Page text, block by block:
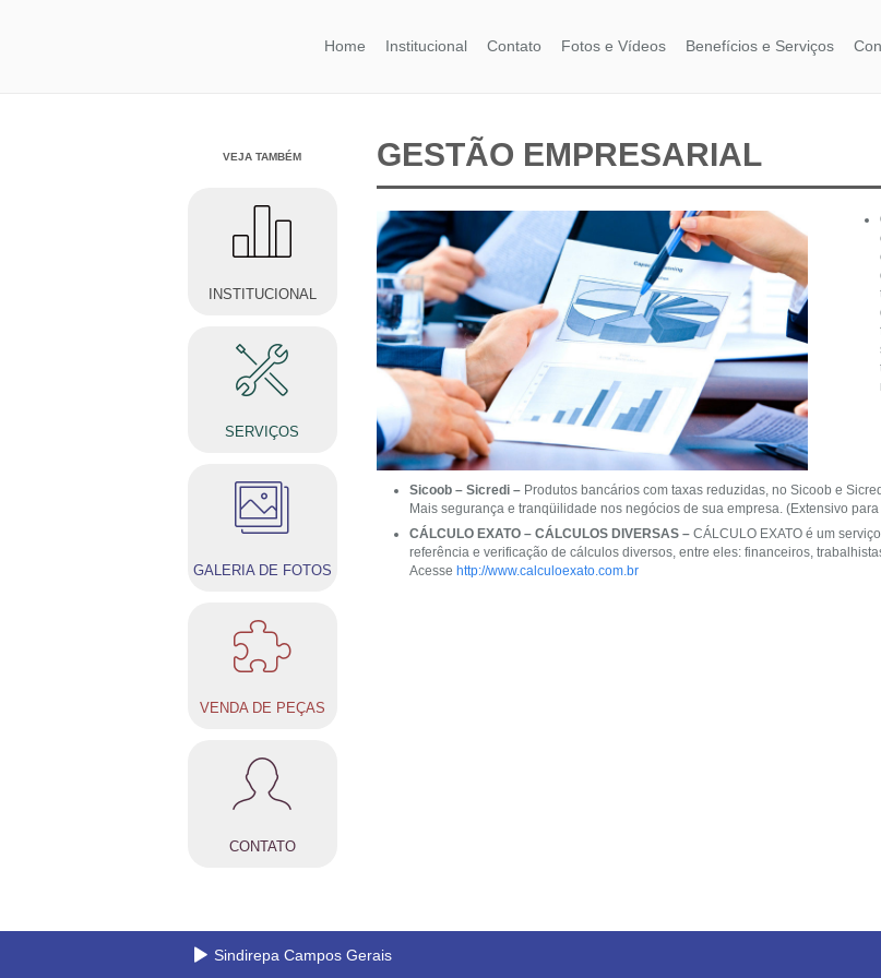
Home Institucional Contato Fotos e Vídeos Benefícios e Serviços
VEJA TAMBÉM
INSTITUCIONAL
SERVIÇOS
GALERIA DE FOTOS
VENDA DE PEÇAS
CONTATO
GESTÃO EMPRESARIAL
Sicoob – Sicredi – Produtos bancários com taxas reduzidas, no Sicoob e
Mais segurança e tranqüilidade nos negócios de sua empresa. (Extensivo
CÁLCULO EXATO – CÁLCULOS DIVERSAS – CÁLCULO EXATO é um
referência e verificação de cálculos diversos, entre eles: financeiros,
Acesse http://www.calculoexato.com.br
Sindirepa Campos Gerais